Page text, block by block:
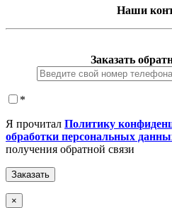
Наши
Заказать
*
Я прочитал Политику
обработки персональных
получения обратной связи
×